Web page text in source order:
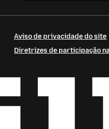
Aviso de privacidade do site
Diretrizes de participação